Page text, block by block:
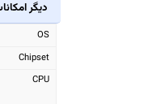
دیگر
OS
Chipset
CPU